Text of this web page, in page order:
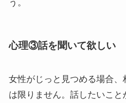
う。
心理③話を聞いて欲しい
女性がじっと見つめる場合、
は限りません。話したいこと